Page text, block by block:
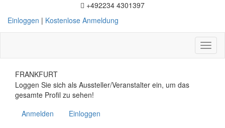
+492234 4301397
Einloggen | Kostenlose Anmeldung
FRANKFURT
Loggen Sie sich als Aussteller/Veranstalter ein, um das
gesamte Profil zu sehen!
Anmelden
Einloggen